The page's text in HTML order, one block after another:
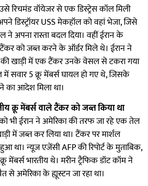
रिचमंड वॉयेजर से एक डिस्ट्रेस कॉल मिली
डिस्ट्रॉयर USS मेकहॉल को वहां भेजा, जिसे
अपना रास्ता बदल दिया। वहीं ईरान के
को जब्त करने के ऑर्डर मिले थे। ईरान ने
की खाड़ी में एक टैंकर उनके वेसल से टकरा गया
सवार 5 क्रू मेंबर्स घायल हो गए थे, जिसके
का आदेश मिला था।
क्रू मेंबर्स वाले टैंकर को जब्त किया था
भी ईरान ने अमेरिका की तरफ जा रहे एक तेल
में जब्त कर लिया था। टैंकर पर मार्शल
था। न्यूज एजेंसी AFP की रिपोर्ट के मुताबिक,
मेंबर्स भारतीय थे। मरीन ट्रैफिक डॉट कॉम ने
से अमेरिका के ह्यूस्टन जा रहा था।